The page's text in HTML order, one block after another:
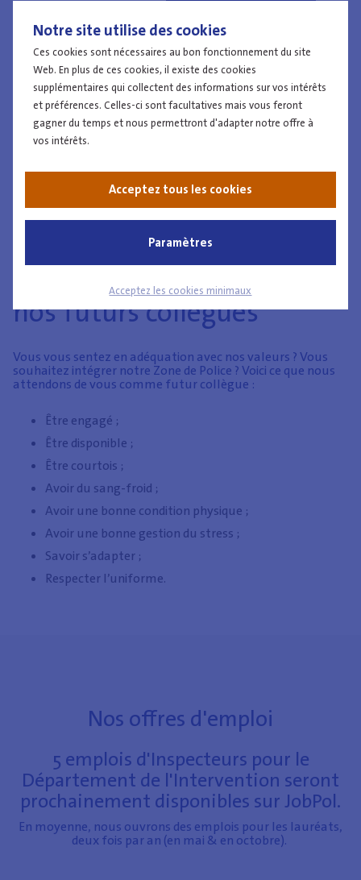
Notre site utilise des cookies
Ces cookies sont nécessaires au bon fonctionnement du site
Web. En plus de ces cookies, il existe des cookies
supplémentaires qui collectent des informations sur vos intérêts
et préférences. Celles-ci sont facultatives mais vous feront
gagner du temps et nous permettront d'adapter notre offre à
vos intérêts.
Acceptez tous les cookies
Paramètres
Acceptez les cookies minimaux
Ce que nous attendons de
nos futurs collègues
Vous vous sentez en adéquation avec nos valeurs ? Vous
souhaitez intégrer notre Zone de Police ? Voici ce que nous
attendons de vous comme futur collègue :
Être engagé ;
Être disponible ;
Être courtois ;
Avoir du sang-froid ;
Avoir une bonne condition physique ;
Avoir une bonne gestion du stress ;
Savoir s’adapter ;
Respecter l’uniforme.
Nos offres d'emploi
5 emplois d'Inspecteurs pour le
Département de l'Intervention seront
prochainement disponibles sur JobPol.
En moyenne, nous ouvrons des emplois pour les lauréats,
deux fois par an (en mai & en octobre).